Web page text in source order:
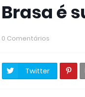
é
0 Comentários
Twitter